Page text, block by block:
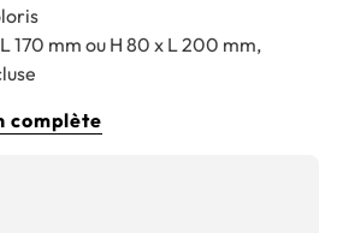
170 mm ou H 80 x L 200 mm,
complète